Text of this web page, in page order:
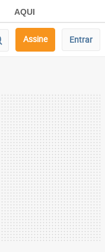
AQUI
Assine Entrar